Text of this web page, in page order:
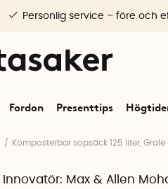
Fordon Presenttips
Personlig service – före och
Komposterbar sopsäck 125 liter, Grale
Innovatör: Max & Allen